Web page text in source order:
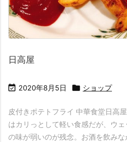
日高屋
 2020年8月5日  ショップ
皮付きポテトフライ 中華食堂日高
はカリっとして軽い食感だが、ウ
の味が弱いのが残念。お酒を飲み